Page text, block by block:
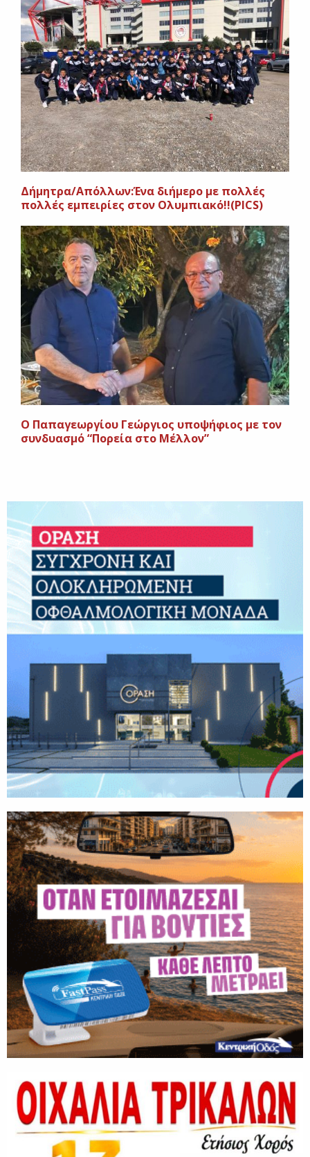
Δήμητρα/Απόλλων:Ένα διήμερο με πολλές
πολλές εμπειρίες στον Ολυμπιακό!!(PICS)
Ο Παπαγεωργίου Γεώργιος υποψήφιος με τον
συνδυασμό “Πορεία στο Μέλλον”